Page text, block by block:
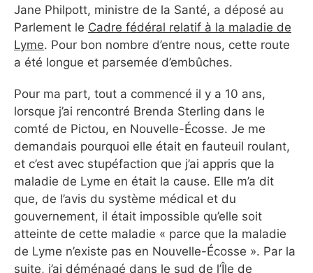
Jane Philpott, ministre de la Santé, a déposé au
Parlement le Cadre fédéral relatif à la maladie de
Lyme. Pour bon nombre d’entre nous, cette route
a été longue et parsemée d’embûches.
Pour ma part, tout a commencé il y a 10 ans,
lorsque j’ai rencontré Brenda Sterling dans le
comté de Pictou, en Nouvelle-Écosse. Je me
demandais pourquoi elle était en fauteuil roulant,
et c’est avec stupéfaction que j’ai appris que la
maladie de Lyme en était la cause. Elle m’a dit
que, de l’avis du système médical et du
gouvernement, il était impossible qu’elle soit
atteinte de cette maladie « parce que la maladie
de Lyme n’existe pas en Nouvelle-Écosse ». Par la
suite, j’ai déménagé dans le sud de l’Île de